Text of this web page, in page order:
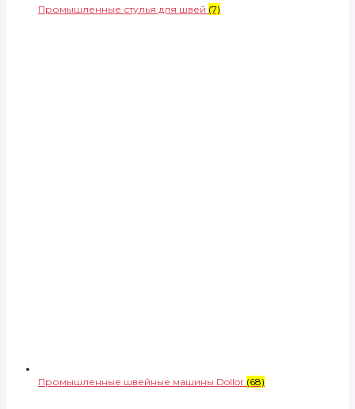
Промышленные стулья для швей (7)
Промышленные швейные машины Dollor (68)